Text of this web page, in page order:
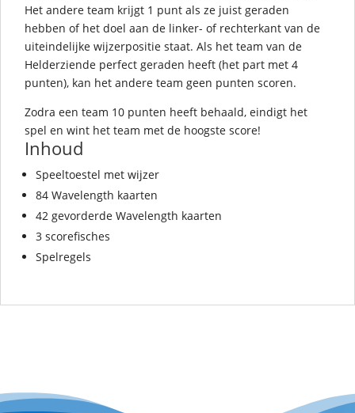
Het andere team krijgt 1 punt als ze juist geraden
hebben of het doel aan de linker- of rechterkant van de
uiteindelijke wijzerpositie staat. Als het team van de
Helderziende perfect geraden heeft (het part met 4
punten), kan het andere team geen punten scoren.
Zodra een team 10 punten heeft behaald, eindigt het
spel en wint het team met de hoogste score!
Inhoud
Speeltoestel met wijzer
84 Wavelength kaarten
42 gevorderde Wavelength kaarten
3 scorefisches
Spelregels